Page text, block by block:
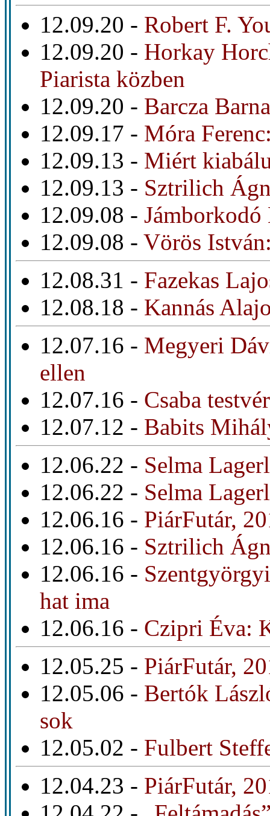
12.09.20 - Robert F.
12.09.20 - Horkay
Piarista közben
12.09.20 - Barcza
12.09.17 - Móra
12.09.13 - Miért
12.09.13 - Sztrilich
12.09.08 -
12.09.08 - Vörös
12.08.31 - Fazekas
12.08.18 - Kannás
12.07.16 - Megyeri
ellen
12.07.16 - Csaba
12.07.12 - Babits
12.06.22 - Selma
12.06.22 - Selma
12.06.16 - PiárFutár,
12.06.16 - Sztrilich
12.06.16 -
hat ima
12.06.16 - Czipri Éva:
12.05.25 - PiárFutár,
12.05.06 - Bertók
sok
12.05.02 - Fulbert
12.04.23 - PiárFutár,